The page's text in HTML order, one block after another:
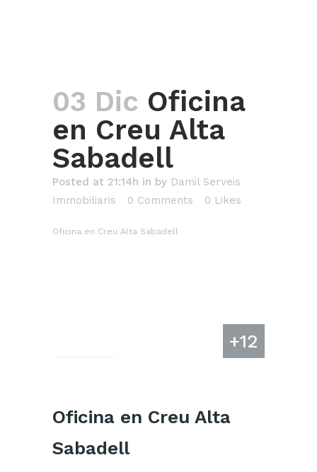
03 Dic Oficina
en Creu Alta
Sabadell
Posted at 21:14h in by Damil Serveis
Immobiliaris
0 Comments 0 Likes
Oficina en Creu Alta Sabadell
+12
Oficina en Creu Alta
Sabadell